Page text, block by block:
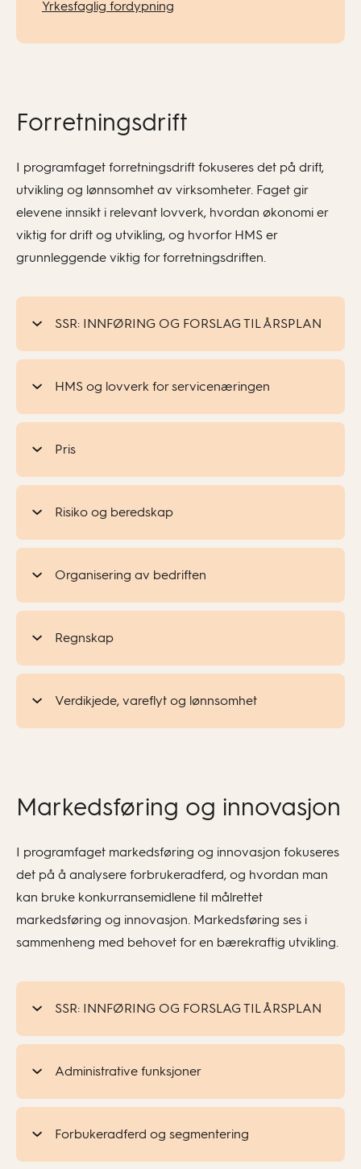
Yrkesfaglig fordypning
Forretningsdrift
I programfaget forretningsdrift fokuseres det på drift,
utvikling og lønnsomhet av virksomheter. Faget gir
elevene innsikt i relevant lovverk, hvordan økonomi er
viktig for drift og utvikling, og hvorfor HMS er
grunnleggende viktig for forretningsdriften.
SSR: INNFØRING OG FORSLAG TIL ÅRSPLAN
HMS og lovverk for servicenæringen
Pris
Risiko og beredskap
Organisering av bedriften
Regnskap
Verdikjede, vareflyt og lønnsomhet
Markedsføring og innovasjon
I programfaget markedsføring og innovasjon fokuseres
det på å analysere forbrukeradferd, og hvordan man
kan bruke konkurransemidlene til målrettet
markedsføring og innovasjon. Markedsføring ses i
sammenheng med behovet for en bærekraftig utvikling.
SSR: INNFØRING OG FORSLAG TIL ÅRSPLAN
Administrative funksjoner
Forbukeradferd og segmentering